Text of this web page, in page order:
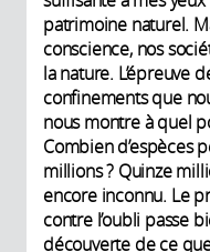
patrimoine naturel.
conscience, nos
la nature. L’épreuve
confinements que
nous montre à quel
Combien d’espèces
millions ? Quinze
encore inconnu. Le
contre l’oubli passe
découverte de ce